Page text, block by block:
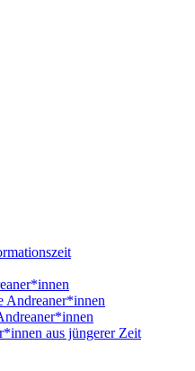
Andreaner*innen
aus jüngerer Zeit